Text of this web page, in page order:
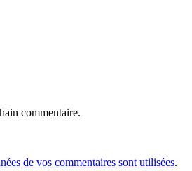
commentaire.
de vos commentaires sont utilisées.